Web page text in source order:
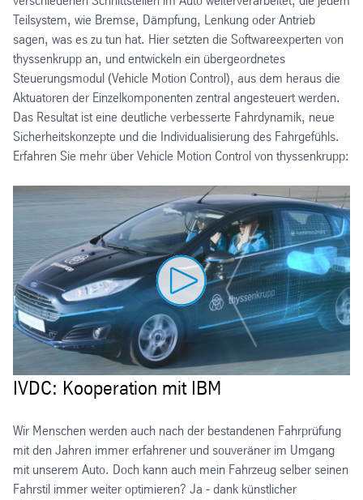
Teilsystem, wie Bremse, Dämpfung, Lenkung oder Antrieb
sagen, was es zu tun hat. Hier setzten die Softwareexperten von
thyssenkrupp an, und entwickeln ein übergeordnetes
Steuerungsmodul (Vehicle Motion Control), aus dem heraus die
Aktuatoren der Einzelkomponenten zentral angesteuert werden.
Das Resultat ist eine deutliche verbesserte Fahrdynamik, neue
Sicherheitskonzepte und die Individualisierung des Fahrgefühls.
Erfahren Sie mehr über Vehicle Motion Control von thyssenkrupp:
IVDC: Kooperation mit IBM
Wir Menschen werden auch nach der bestandenen Fahrprüfung
mit den Jahren immer erfahrener und souveräner im Umgang
mit unserem Auto. Doch kann auch mein Fahrzeug selber seinen
Fahrstil immer weiter optimieren? Ja - dank künstlicher